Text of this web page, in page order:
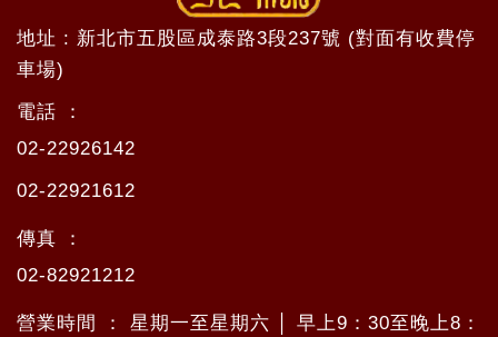
地址 : 新北市五股區成泰路3段237號 (對面有收費停
車場)
電話 ：
02-22926142
02-22921612
傳真 ：
02-82921212
營業時間 ： 星期一至星期六 │ 早上9：30至晚上8：